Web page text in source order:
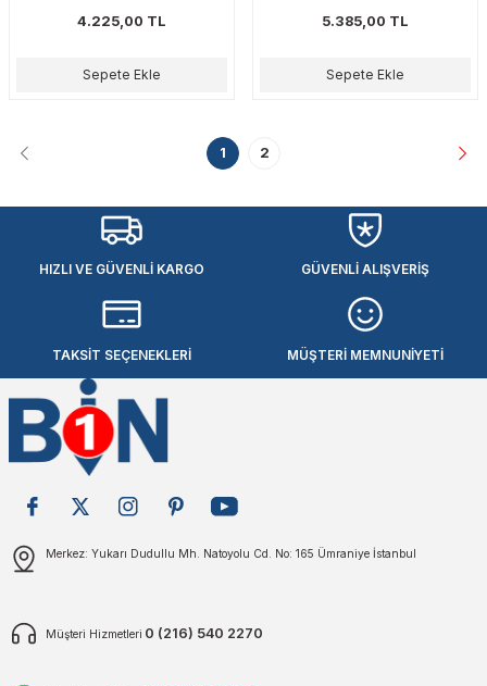
4.225,00 TL
Sepete Ekle
5.385,00 TL
Sepete Ekle
1 2
HIZLI VE GÜVENLİ KARGO GÜVENLİ ALIŞVERİŞ
TAKSİT SEÇENEKLERİ MÜŞTERİ MEMNUNİYETİ
Merkez: Yukarı Dudullu Mh. Natoyolu Cd. No: 165 Ümraniye İstanbul
Müşteri Hizmetleri 0 (216) 540 2270